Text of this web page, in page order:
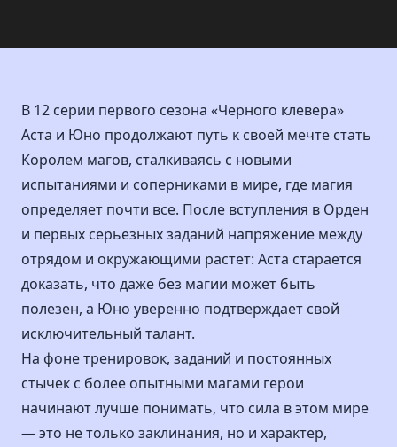
В 12 серии первого сезона «Черного клевера»
Аста и Юно продолжают путь к своей мечте стать
Королем магов, сталкиваясь с новыми
испытаниями и соперниками в мире, где магия
определяет почти все. После вступления в Орден
и первых серьезных заданий напряжение между
отрядом и окружающими растет: Аста старается
доказать, что даже без магии может быть
полезен, а Юно уверенно подтверждает свой
исключительный талант.
На фоне тренировок, заданий и постоянных
стычек с более опытными магами герои
начинают лучше понимать, что сила в этом мире
— это не только заклинания, но и характер,